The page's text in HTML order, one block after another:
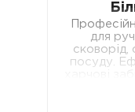
для
сковорід,
посуду.